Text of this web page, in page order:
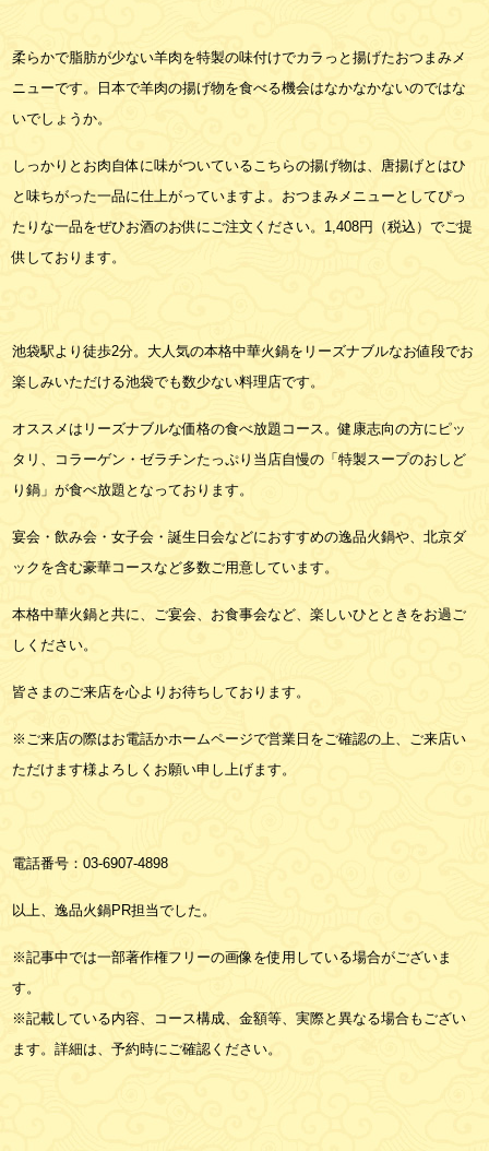
柔らかで脂肪が少ない羊肉を特製の味付けでカラっと揚げたおつまみメ
ニューです。日本で羊肉の揚げ物を食べる機会はなかなかないのではな
いでしょうか。
しっかりとお肉自体に味がついているこちらの揚げ物は、唐揚げとはひ
と味ちがった一品に仕上がっていますよ。おつまみメニューとしてぴっ
たりな一品をぜひお酒のお供にご注文ください。1,408円（税込）でご提
供しております。
池袋駅より徒歩2分。大人気の本格中華火鍋をリーズナブルなお値段でお
楽しみいただける池袋でも数少ない料理店です。
オススメはリーズナブルな価格の食べ放題コース。健康志向の方にピッ
タリ、コラーゲン・ゼラチンたっぷり当店自慢の「特製スープのおしど
り鍋」が食べ放題となっております。
宴会・飲み会・女子会・誕生日会などにおすすめの逸品火鍋や、北京ダ
ックを含む豪華コースなど多数ご用意しています。
本格中華火鍋と共に、ご宴会、お食事会など、楽しいひとときをお過ご
しください。
皆さまのご来店を心よりお待ちしております。
※ご来店の際はお電話かホームページで営業日をご確認の上、ご来店い
ただけます様よろしくお願い申し上げます。
電話番号：03-6907-4898
以上、逸品火鍋PR担当でした。
※記事中では一部著作権フリーの画像を使用している場合がございま
す。
※記載している内容、コース構成、金額等、実際と異なる場合もござい
ます。詳細は、予約時にご確認ください。